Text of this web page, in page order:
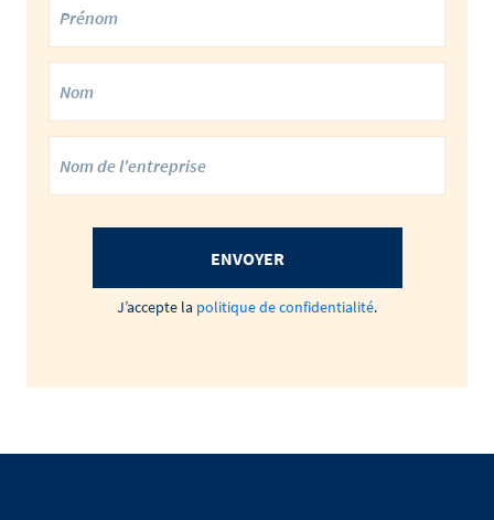
ENVOYER
J’accepte la politique de confidentialité.